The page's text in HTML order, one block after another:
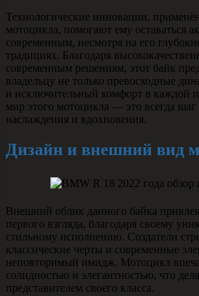
Технологические инновации,
мотоцикла, помогают ему оставаться
современным, несмотря на его
традициях. Благодаря
современным решениям, этот байк
владельцу не только превосходные
и исключительный комфорт в каждой
мир этого мотоцикла — это всегда
наслаждения и вдохновения.
Дизайн и внешний вид
Внешний облик данного байка
первого взгляда, благодаря своему
стильному исполнению. Создатели
классические черты и современные
неповторимый имидж. Мотоцикл
солидностью и элегантностью, что
представителем своего класса.